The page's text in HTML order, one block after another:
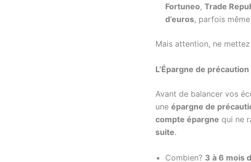
Fortuneo, Trade
d’euros, parfois même
Mais attention, ne
L’Épargne de
Avant de balancer vos
une épargne de
compte épargne qui ne
suite.
Combien? 3 à 6 mois